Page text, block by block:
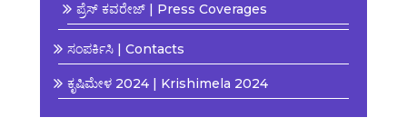
ಪ್ರೆಸ್ ಕವರೇಜ್ | Press Coverages
ಸಂಪರ್ಕಿಸಿ | Contacts
ಕೃಷಿಮೇಳ 2024 | Krishimela 2024